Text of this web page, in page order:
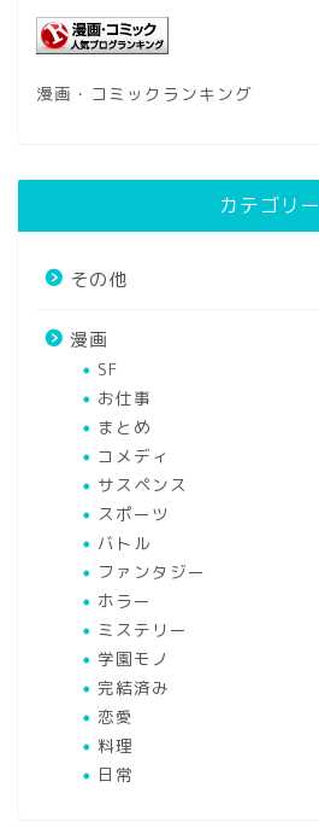
漫画・コミックランキング
カテゴリー
その他
漫画
SF
お仕事
まとめ
コメディ
サスペンス
スポーツ
バトル
ファンタジー
ホラー
ミステリー
学園モノ
完結済み
恋愛
料理
日常